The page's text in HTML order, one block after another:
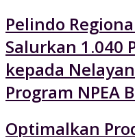
Pelindo
Salurkan 1.040
kepada
Program NPEA
Optimalkan